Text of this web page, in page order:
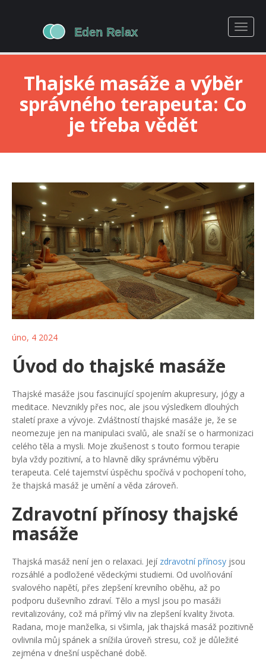
Thajské masáže a výběr
správného terapeuta: Co
je třeba vědět
úno, 4 2024
Úvod do thajské masáže
Thajské masáže jsou fascinující spojením akupresury, jógy a
meditace. Nevznikly přes noc, ale jsou výsledkem dlouhých
staletí praxe a vývoje. Zvláštností thajské masáže je, že se
neomezuje jen na manipulaci svalů, ale snaží se o harmonizaci
celého těla a mysli. Moje zkušenost s touto formou terapie
byla vždy pozitivní, a to hlavně díky správnému výběru
terapeuta. Celé tajemství úspěchu spočívá v pochopení toho,
že thajská masáž je umění a věda zároveň.
Zdravotní přínosy thajské
masáže
Thajská masáž není jen o relaxaci. Její zdravotní přínosy jsou
rozsáhlé a podložené vědeckými studiemi. Od uvolňování
svalového napětí, přes zlepšení krevního oběhu, až po
podporu duševního zdraví. Tělo a mysl jsou po masáži
revitalizovány, což má přímý vliv na zlepšení kvality života.
Radana, moje manželka, si všimla, jak thajská masáž pozitivně
ovlivnila můj spánek a snížila úroveň stresu, což je důležité
zejména v dnešní uspěchané době.